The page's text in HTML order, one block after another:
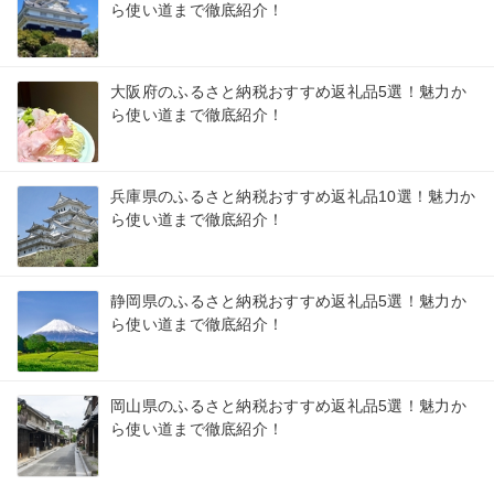
ら使い道まで徹底紹介！
大阪府のふるさと納税おすすめ返礼品5選！魅力か
ら使い道まで徹底紹介！
兵庫県のふるさと納税おすすめ返礼品10選！魅力か
ら使い道まで徹底紹介！
静岡県のふるさと納税おすすめ返礼品5選！魅力か
ら使い道まで徹底紹介！
岡山県のふるさと納税おすすめ返礼品5選！魅力か
ら使い道まで徹底紹介！